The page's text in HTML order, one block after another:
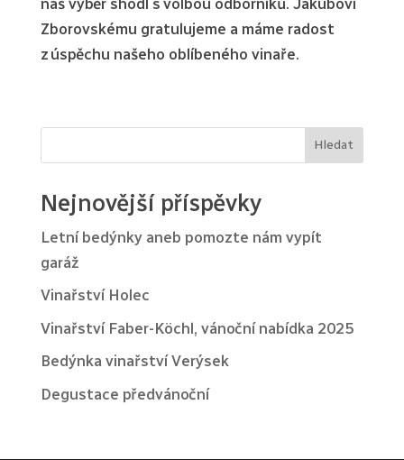
Zborovskému gratulujeme a máme radost
z úspěchu našeho oblíbeného vinaře.
Hledat
Nejnovější příspěvky
Letní bedýnky aneb pomozte nám vypít
garáž
Vinařství Holec
Vinařství Faber-Köchl, vánoční nabídka 2025
Bedýnka vinařství Verýsek
Degustace předvánoční